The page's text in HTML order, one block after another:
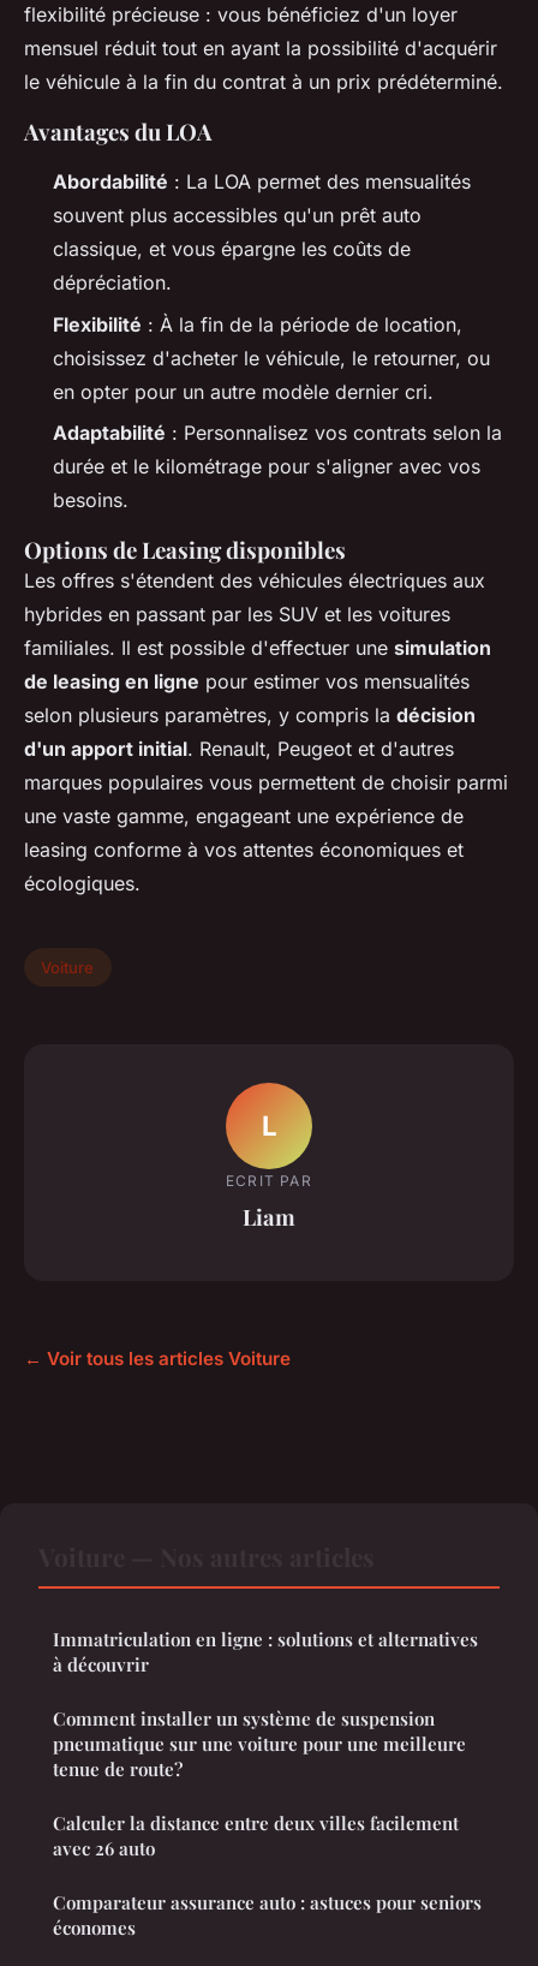
flexibilité précieuse : vous bénéficiez d'un loyer
mensuel réduit tout en ayant la possibilité d'acquérir
le véhicule à la fin du contrat à un prix prédéterminé.
Avantages du LOA
Abordabilité : La LOA permet des mensualités
souvent plus accessibles qu'un prêt auto
classique, et vous épargne les coûts de
dépréciation.
Flexibilité : À la fin de la période de location,
choisissez d'acheter le véhicule, le retourner, ou
en opter pour un autre modèle dernier cri.
Adaptabilité : Personnalisez vos contrats selon la
durée et le kilométrage pour s'aligner avec vos
besoins.
Options de Leasing disponibles
Les offres s'étendent des véhicules électriques aux
hybrides en passant par les SUV et les voitures
familiales. Il est possible d'effectuer une simulation
de leasing en ligne pour estimer vos mensualités
selon plusieurs paramètres, y compris la décision
d'un apport initial. Renault, Peugeot et d'autres
marques populaires vous permettent de choisir parmi
une vaste gamme, engageant une expérience de
leasing conforme à vos attentes économiques et
écologiques.
Voiture
L
ECRIT PAR
Liam
← Voir tous les articles Voiture
Immatriculation en ligne : solutions et alternatives
à découvrir
Comment installer un système de suspension
pneumatique sur une voiture pour une meilleure
tenue de route?
Calculer la distance entre deux villes facilement
avec 26 auto
Comparateur assurance auto : astuces pour seniors
économes